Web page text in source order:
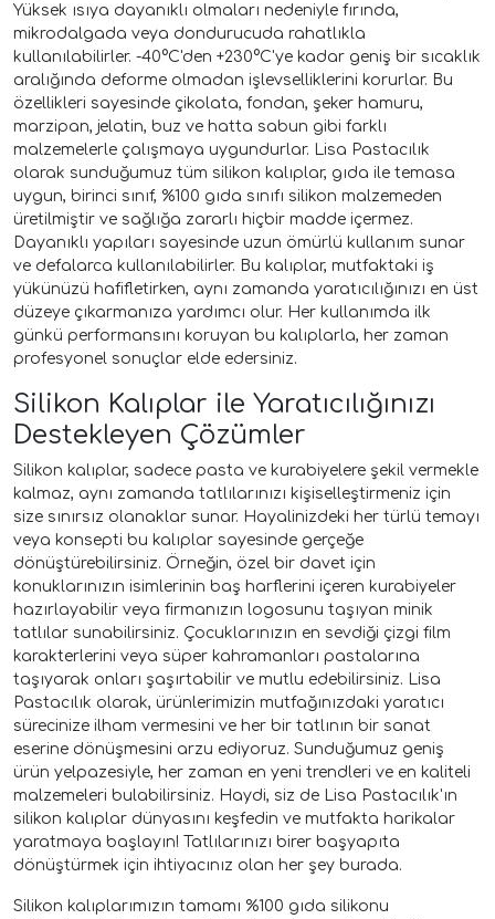
Yüksek ısıya dayanıklı olmaları nedeniyle fırında,
mikrodalgada veya dondurucuda rahatlıkla
kullanılabilirler. -40°C'den +230°C'ye kadar geniş bir sıcaklık
aralığında deforme olmadan işlevselliklerini korurlar. Bu
özellikleri sayesinde çikolata, fondan, şeker hamuru,
marzipan, jelatin, buz ve hatta sabun gibi farklı
malzemelerle çalışmaya uygundurlar. Lisa Pastacılık
olarak sunduğumuz tüm silikon kalıplar, gıda ile temasa
uygun, birinci sınıf, %100 gıda sınıfı silikon malzemeden
üretilmiştir ve sağlığa zararlı hiçbir madde içermez.
Dayanıklı yapıları sayesinde uzun ömürlü kullanım sunar
ve defalarca kullanılabilirler. Bu kalıplar, mutfaktaki iş
yükünüzü hafifletirken, aynı zamanda yaratıcılığınızı en üst
düzeye çıkarmanıza yardımcı olur. Her kullanımda ilk
günkü performansını koruyan bu kalıplarla, her zaman
profesyonel sonuçlar elde edersiniz.
Silikon Kalıplar ile Yaratıcılığınızı
Destekleyen Çözümler
Silikon kalıplar, sadece pasta ve kurabiyelere şekil vermekle
kalmaz, aynı zamanda tatlılarınızı kişiselleştirmeniz için
size sınırsız olanaklar sunar. Hayalinizdeki her türlü temayı
veya konsepti bu kalıplar sayesinde gerçeğe
dönüştürebilirsiniz. Örneğin, özel bir davet için
konuklarınızın isimlerinin baş harflerini içeren kurabiyeler
hazırlayabilir veya firmanızın logosunu taşıyan minik
tatlılar sunabilirsiniz. Çocuklarınızın en sevdiği çizgi film
karakterlerini veya süper kahramanları pastalarına
taşıyarak onları şaşırtabilir ve mutlu edebilirsiniz. Lisa
Pastacılık olarak, ürünlerimizin mutfağınızdaki yaratıcı
sürecinize ilham vermesini ve her bir tatlının bir sanat
eserine dönüşmesini arzu ediyoruz. Sunduğumuz geniş
ürün yelpazesiyle, her zaman en yeni trendleri ve en kaliteli
malzemeleri bulabilirsiniz. Haydi, siz de Lisa Pastacılık'ın
silikon kalıplar dünyasını keşfedin ve mutfakta harikalar
yaratmaya başlayın! Tatlılarınızı birer başyapıta
dönüştürmek için ihtiyacınız olan her şey burada.
Silikon kalıplarımızın tamamı %100 gıda silikonu